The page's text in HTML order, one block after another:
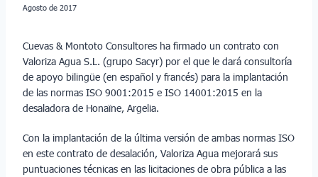
agosto de 2017
Cuevas & Montoto Consultores ha firmado un contrato con
Valoriza Agua S.L. (grupo Sacyr) por el que le dará consultoría
de apoyo bilingüe (en español y francés) para la implantación
de las normas ISO 9001:2015 e ISO 14001:2015 en la
desaladora de Honaïne, Argelia.
Con la implantación de la última versión de ambas normas ISO
en este contrato de desalación, Valoriza Agua mejorará sus
puntuaciones técnicas en las licitaciones de obra pública a las